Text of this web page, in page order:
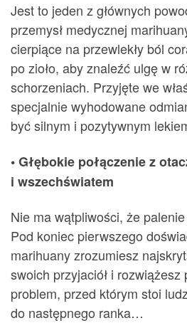
Jest to jeden z głównych
przemysł medycznej
cierpiące na przewlekły ból
po zioło, aby znaleźć ulgę w
schorzeniach. Przyjęte we
specjalnie wyhodowane
być silnym i pozytywnym
• Głębokie połączenie z
i wszechświatem
Nie ma wątpliwości, że
Pod koniec pierwszego
marihuany zrozumiesz
swoich przyjaciół i
problem, przed którym stoi
do następnego ranka…